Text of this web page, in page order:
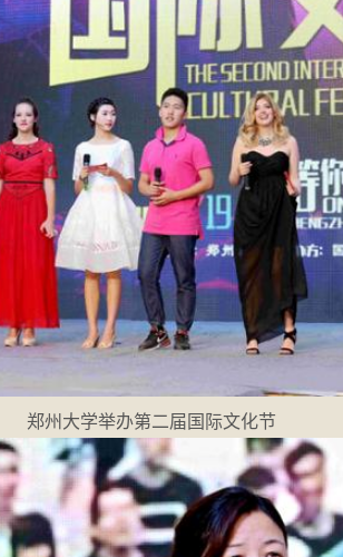
办第二届国际文化节